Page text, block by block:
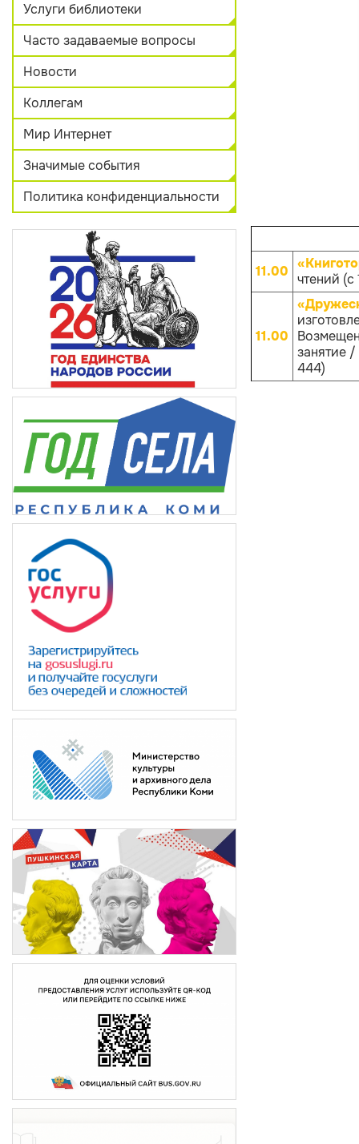
Услуги библиотеки
Часто задаваемые вопросы
Новости
Коллегам
Мир Интернет
Значимые события
Политика конфиденциальности
11.00 чтений (с
11.00
занятие /
444)